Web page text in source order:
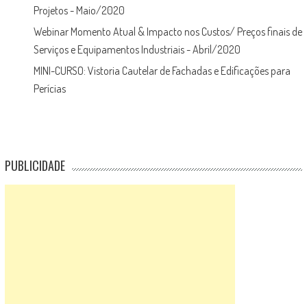
Projetos - Maio/2020
Webinar Momento Atual & Impacto nos Custos/ Preços finais de
Serviços e Equipamentos Industriais - Abril/2020
MINI-CURSO: Vistoria Cautelar de Fachadas e Edificações para
Perícias
PUBLICIDADE